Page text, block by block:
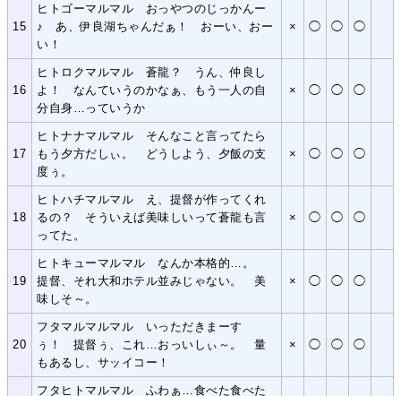
15
ヒトゴーマルマル おっやつのじっかんー
♪ あ、伊良湖ちゃんだぁ！ おーい、おー
い！
× ◯ ◯ ◯
16
ヒトロクマルマル 蒼龍？ うん、仲良し
よ！ なんていうのかなぁ、もう一人の自
分自身…っていうか
× ◯ ◯ ◯
17
ヒトナナマルマル そんなこと言ってたら
もう夕方だしぃ。 どうしよう、夕飯の支
度ぅ。
× ◯ ◯ ◯
18
ヒトハチマルマル え、提督が作ってくれ
るの？ そういえば美味しいって蒼龍も言
ってた。
× ◯ ◯ ◯
19
ヒトキューマルマル なんか本格的…。
提督、それ大和ホテル並みじゃない。 美
味しそ～。
× ◯ ◯ ◯
20
フタマルマルマル いっただきまーす
ぅ！ 提督ぅ、これ…おっいしぃ～。 量
もあるし、サッイコー！
× ◯ ◯ ◯
フタヒトマルマル ふわぁ…食べた食べた